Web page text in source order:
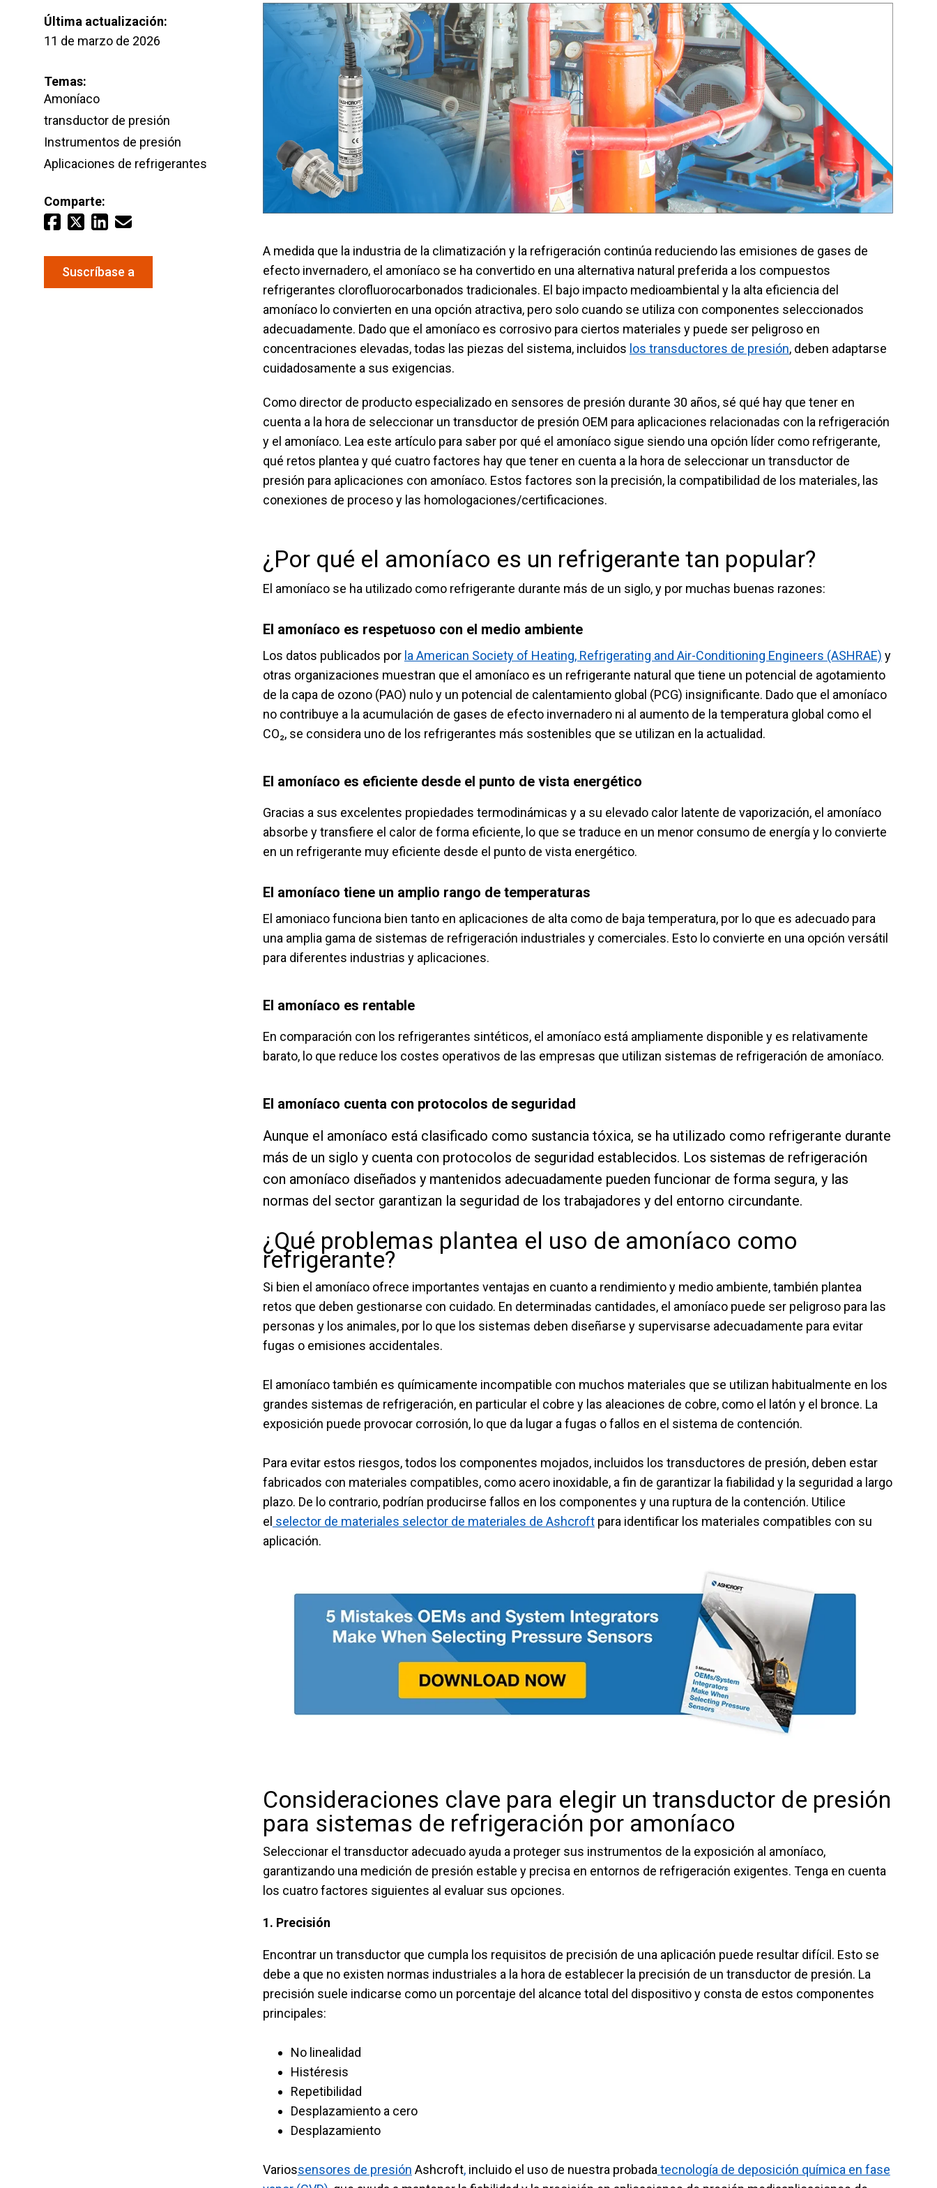
Mantenga sus equipos y procesos críticos en funcionamiento con
mediciones fiables de presión y temperatura.
Configurar el número de pieza del producto Solicitar presupuesto
Agua y aguas residuales
Última actualización:
11 de marzo de 2026
Temas:
Amoníaco
transductor de presión
Instrumentos de presión
Aplicaciones de refrigerantes
Comparte:
Suscríbase a
Last Name
Email*
A medida que la industria de la climatización y la refrigeración continúa reduciendo las emisiones de gases de
efecto invernadero, el amoníaco se ha convertido en una alternativa natural preferida a los compuestos
refrigerantes clorofluorocarbonados tradicionales. El bajo impacto medioambiental y la alta eficiencia del
amoníaco lo convierten en una opción atractiva, pero solo cuando se utiliza con componentes seleccionados
adecuadamente. Dado que el amoníaco es corrosivo para ciertos materiales y puede ser peligroso en
concentraciones elevadas, todas las piezas del sistema, incluidos los transductores de presión, deben adaptarse
cuidadosamente a sus exigencias.
Como director de producto especializado en sensores de presión durante 30 años, sé qué hay que tener en
cuenta a la hora de seleccionar un transductor de presión OEM para aplicaciones relacionadas con la refrigeración
y el amoníaco. Lea este artículo para saber por qué el amoníaco sigue siendo una opción líder como refrigerante,
qué retos plantea y qué cuatro factores hay que tener en cuenta a la hora de seleccionar un transductor de
presión para aplicaciones con amoníaco. Estos factores son la precisión, la compatibilidad de los materiales, las
conexiones de proceso y las homologaciones/certificaciones.
¿Por qué el amoníaco es un refrigerante tan popular?
El amoníaco se ha utilizado como refrigerante durante más de un siglo, y por muchas buenas razones:
El amoníaco es respetuoso con el medio ambiente
Los datos publicados por la American Society of Heating, Refrigerating and Air-Conditioning Engineers (ASHRAE) y
otras organizaciones muestran que el amoníaco es un refrigerante natural que tiene un potencial de agotamiento
de la capa de ozono (PAO) nulo y un potencial de calentamiento global (PCG) insignificante. Dado que el amoníaco
no contribuye a la acumulación de gases de efecto invernadero ni al aumento de la temperatura global como el
CO₂, se considera uno de los refrigerantes más sostenibles que se utilizan en la actualidad.
El amoníaco es eficiente desde el punto de vista energético
Gracias a sus excelentes propiedades termodinámicas y a su elevado calor latente de vaporización, el amoníaco
absorbe y transfiere el calor de forma eficiente, lo que se traduce en un menor consumo de energía y lo convierte
en un refrigerante muy eficiente desde el punto de vista energético.
El amoníaco tiene un amplio rango de temperaturas
El amoniaco funciona bien tanto en aplicaciones de alta como de baja temperatura, por lo que es adecuado para
una amplia gama de sistemas de refrigeración industriales y comerciales. Esto lo convierte en una opción versátil
para diferentes industrias y aplicaciones.
El amoníaco es rentable
En comparación con los refrigerantes sintéticos, el amoníaco está ampliamente disponible y es relativamente
barato, lo que reduce los costes operativos de las empresas que utilizan sistemas de refrigeración de amoníaco.
El amoníaco cuenta con protocolos de seguridad
Aunque el amoníaco está clasificado como sustancia tóxica, se ha utilizado como refrigerante durante
más de un siglo y cuenta con protocolos de seguridad establecidos. Los sistemas de refrigeración
con amoníaco diseñados y mantenidos adecuadamente pueden funcionar de forma segura, y las
normas del sector garantizan la seguridad de los trabajadores y del entorno circundante.
¿Qué problemas plantea el uso de amoníaco como
refrigerante?
Si bien el amoníaco ofrece importantes ventajas en cuanto a rendimiento y medio ambiente, también plantea
retos que deben gestionarse con cuidado. En determinadas cantidades, el amoníaco puede ser peligroso para las
personas y los animales, por lo que los sistemas deben diseñarse y supervisarse adecuadamente para evitar
fugas o emisiones accidentales.
El amoníaco también es químicamente incompatible con muchos materiales que se utilizan habitualmente en los
grandes sistemas de refrigeración, en particular el cobre y las aleaciones de cobre, como el latón y el bronce. La
exposición puede provocar corrosión, lo que da lugar a fugas o fallos en el sistema de contención.
Para evitar estos riesgos, todos los componentes mojados, incluidos los transductores de presión, deben estar
fabricados con materiales compatibles, como acero inoxidable, a fin de garantizar la fiabilidad y la seguridad a largo
plazo. De lo contrario, podrían producirse fallos en los componentes y una ruptura de la contención. Utilice
el selector de materiales selector de materiales de Ashcroft para identificar los materiales compatibles con su
aplicación.
Consideraciones clave para elegir un transductor de presión
para sistemas de refrigeración por amoníaco
Seleccionar el transductor adecuado ayuda a proteger sus instrumentos de la exposición al amoníaco,
garantizando una medición de presión estable y precisa en entornos de refrigeración exigentes. Tenga en cuenta
los cuatro factores siguientes al evaluar sus opciones.
1. Precisión
Encontrar un transductor que cumpla los requisitos de precisión de una aplicación puede resultar difícil. Esto se
debe a que no existen normas industriales a la hora de establecer la precisión de un transductor de presión. La
precisión suele indicarse como un porcentaje del alcance total del dispositivo y consta de estos componentes
principales:
No linealidad
Histéresis
Repetibilidad
Desplazamiento a cero
Desplazamiento
Variossensores de presión Ashcroft, incluido el uso de nuestra probada tecnología de deposición química en fase